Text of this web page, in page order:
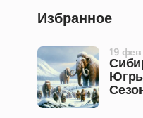
Избранное
19